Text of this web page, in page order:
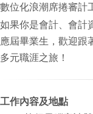
數位化浪潮席捲審計
如果你是會計、會計
應屆畢業生， 歡迎跟
多元職涯之旅！
工作內容及地點